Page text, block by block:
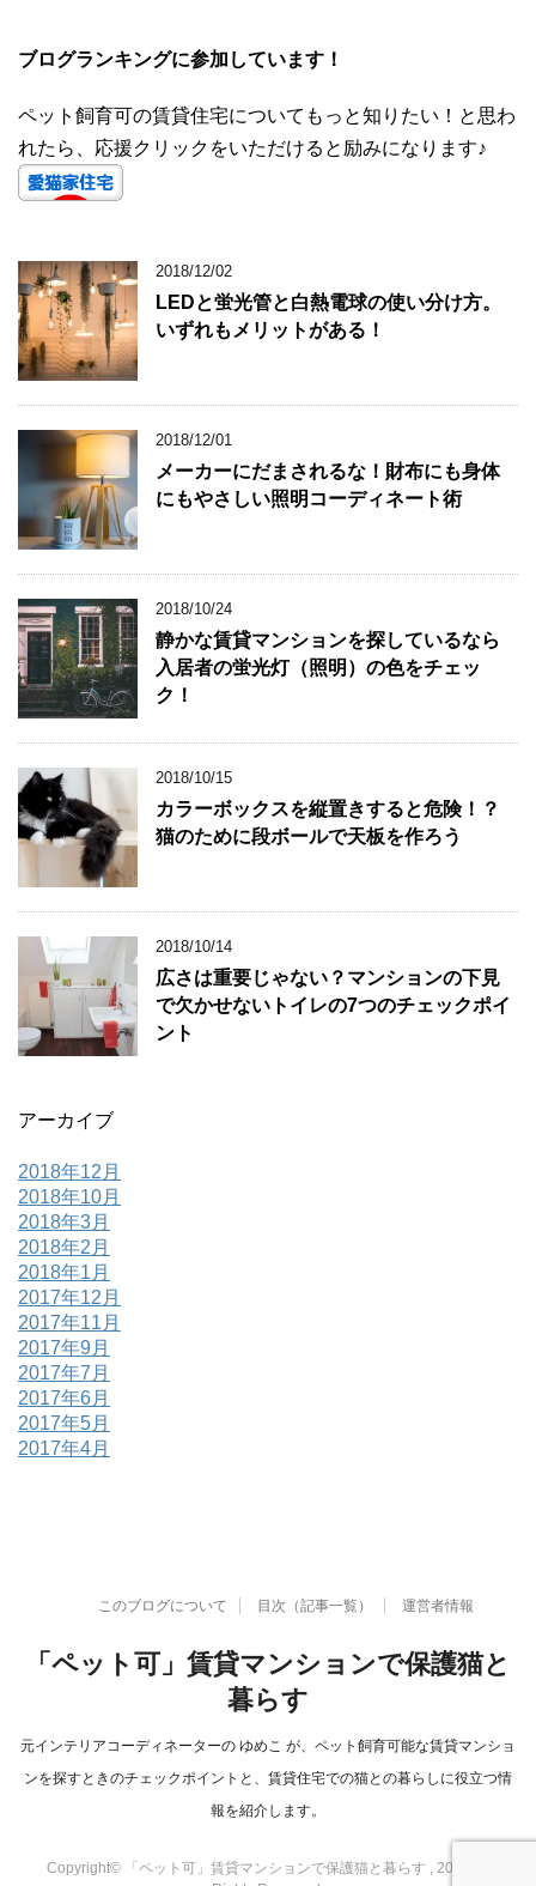
ブログランキングに参加しています！
ペット飼育可の賃貸住宅についてもっと知りたい！と思わ
れたら、応援クリックをいただけると励みになります♪
2018/12/02
LEDと蛍光管と白熱電球の使い分け方。
いずれもメリットがある！
2018/12/01
メーカーにだまされるな！財布にも身体
にもやさしい照明コーディネート術
2018/10/24
静かな賃貸マンションを探しているなら
入居者の蛍光灯（照明）の色をチェッ
ク！
2018/10/15
カラーボックスを縦置きすると危険！？
猫のために段ボールで天板を作ろう
2018/10/14
広さは重要じゃない？マンションの下見
で欠かせないトイレの7つのチェックポイ
ント
アーカイブ
2018年12月
2018年10月
2018年3月
2018年2月
2018年1月
2017年12月
2017年11月
2017年9月
2017年7月
2017年6月
2017年5月
2017年4月
このブログについて 目次（記事一覧） 運営者情報
「ペット可」賃貸マンションで保護猫と
暮らす
元インテリアコーディネーターの ゆめこ が、ペット飼育可能な賃貸マンショ
ンを探すときのチェックポイントと、賃貸住宅での猫との暮らしに役立つ情
報を紹介します。
Copyright© 「ペット可」賃貸マンションで保護猫と暮らす , 2026 All